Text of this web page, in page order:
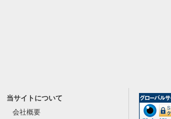
当サイトについて
会社概要